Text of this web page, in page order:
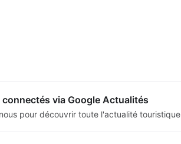
connectés via Google Actualités
pour découvrir toute l'actualité